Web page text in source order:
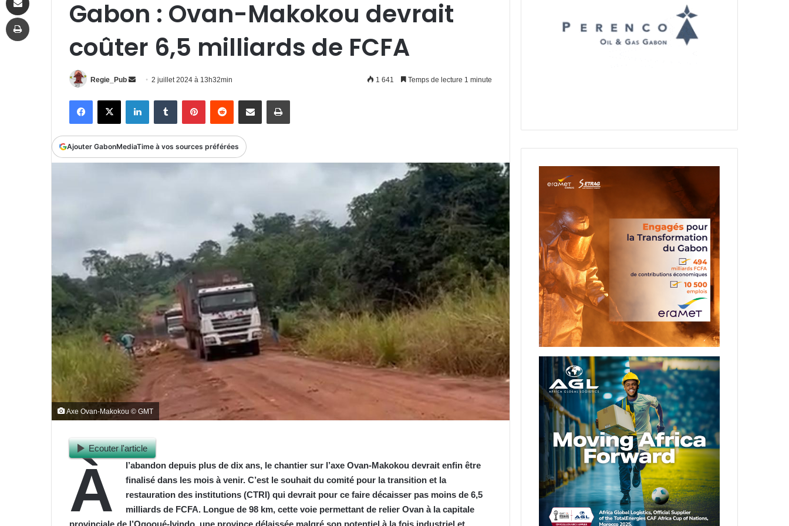
Gabon : Ovan-Makokou devrait
coûter 6,5 milliards de FCFA
Regie_Pub
Envoyer
courriel
2 juillet 2024 à 13h32min 1 641 Temps de lecture 1 minute
FacebookX LinkedinTumblr PinterestReddit Partager par email Imprimer
Ajouter GabonMediaTime à vos sources préférées
Axe Ovan-Makokou © GMT
Ecouter l'article
À
l’abandon depuis plus de dix ans, le chantier sur l’axe Ovan-Makokou devrait enfin être
finalisé dans les mois à venir. C’est le souhait du comité pour la transition et la
restauration des institutions (CTRI) qui devrait pour ce faire décaisser pas moins de 6,5
milliards de FCFA. Longue de 98 km, cette voie permettant de relier Ovan à la capitale